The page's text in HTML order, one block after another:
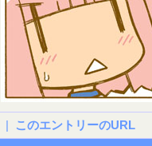
| このエントリーのURL